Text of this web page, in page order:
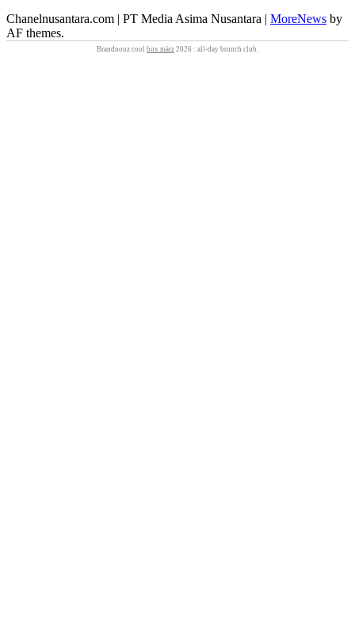
Chanelnusantara.com | PT Media Asima Nusantara | MoreNews by
AF themes.
Brandnooz cool box märz 2026 : all‑day brunch club.